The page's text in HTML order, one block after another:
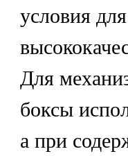
условия
Для
боксы
а при